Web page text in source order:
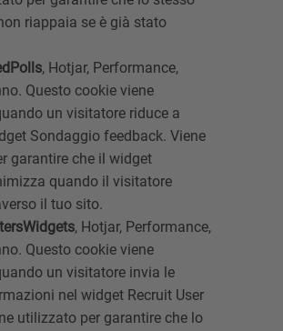
riappaia se è già stato
, Hotjar, Performance,
Questo cookie viene
un visitatore riduce a
Sondaggio feedback. Viene
garantire che il widget
quando il visitatore
il tuo sito.
, Hotjar, Performance,
Questo cookie viene
un visitatore invia le
nel widget Recruit User
utilizzato per garantire che lo